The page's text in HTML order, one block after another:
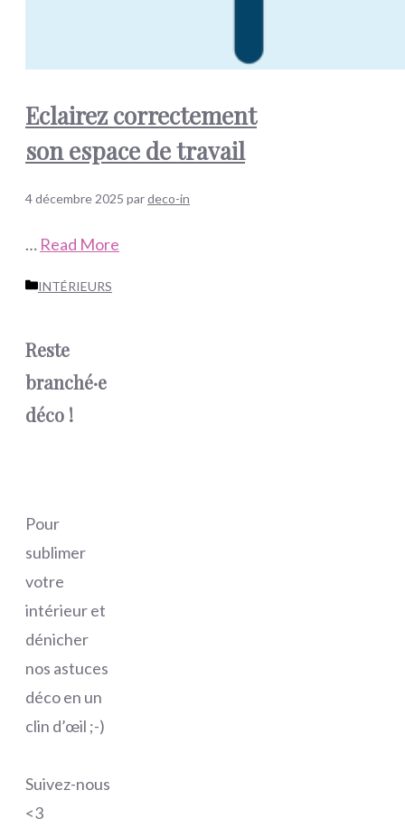
Eclairez correctement
son espace de travail
4 décembre 2025 pardeco-in
… Read More
Catégories
INTÉRIEURS
Reste
branché·e
déco !
Pour
sublimer
votre
intérieur et
dénicher
nos astuces
déco en un
clin d’œil ;-)
Suivez-nous
<3